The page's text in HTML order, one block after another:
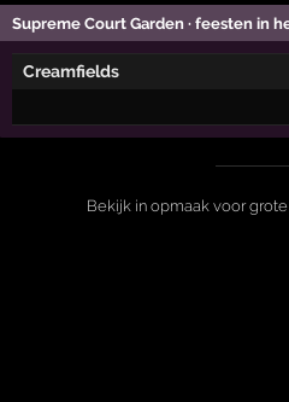
Supreme Court Garden · feesten in
Creamfields
Bekijk in opmaak voor